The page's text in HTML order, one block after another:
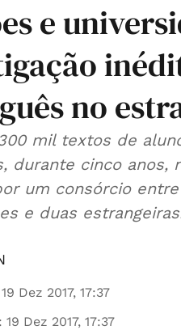
e
no
mil textos de
durante cinco anos,
um consórcio
e duas
19 Dez 2017, 17:37
: 19 Dez 2017, 17:37